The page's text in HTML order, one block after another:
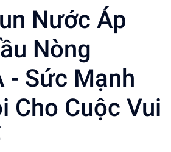
Nước Áp
Nòng
- Sức Mạnh
Cho Cuộc Vui